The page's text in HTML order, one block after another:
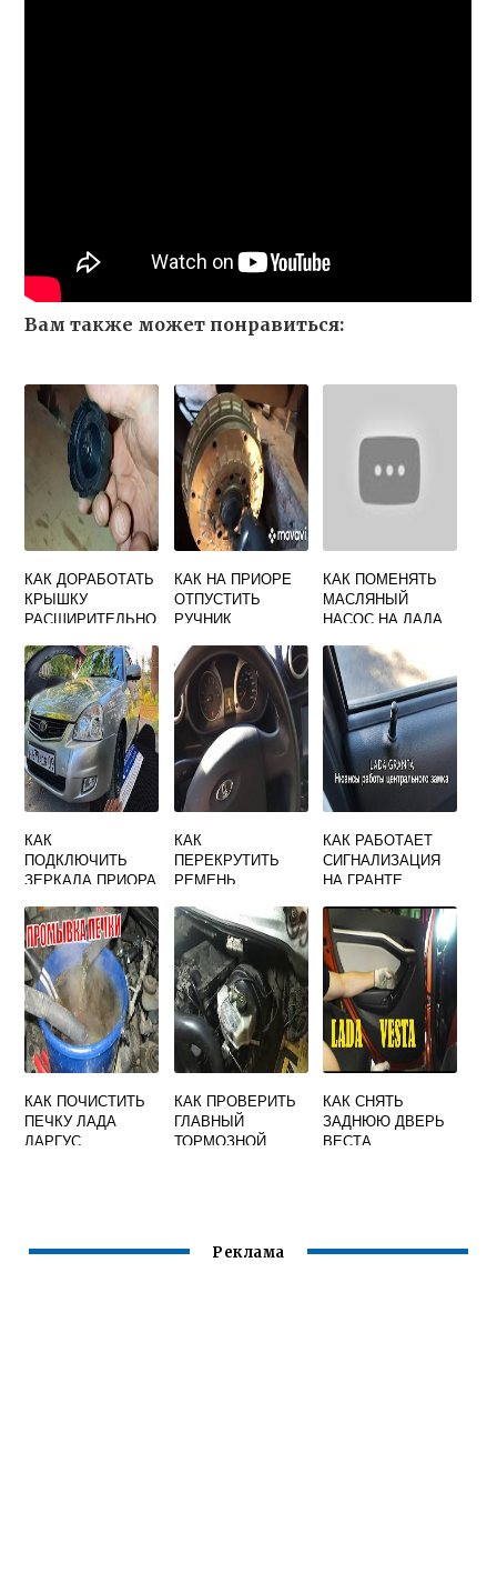
Вам также может понравиться:
КАК ДОРАБОТАТЬ
КРЫШКУ
РАСШИРИТЕЛЬНО
ГРАНТЕ
КАК НА ПРИОРЕ
ОТПУСТИТЬ
РУЧНИК
КАК ПОМЕНЯТЬ
МАСЛЯНЫЙ
НАСОС НА ЛАДА
КАК
ПОДКЛЮЧИТЬ
ЗЕРКАЛА ПРИОРА
КАК
ПЕРЕКРУТИТЬ
РЕМЕНЬ
В МАШИНЕ
ГРАНТА
КАК РАБОТАЕТ
СИГНАЛИЗАЦИЯ
НА ГРАНТЕ
КАК ПОЧИСТИТЬ
ПЕЧКУ ЛАДА
ЛАРГУС
КАК ПРОВЕРИТЬ
ГЛАВНЫЙ
ТОРМОЗНОЙ
КАК СНЯТЬ
ЗАДНЮЮ ДВЕРЬ
ВЕСТА
Реклама